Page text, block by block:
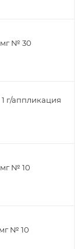
мг № 30
г/аппликация
мг № 10
№ 10